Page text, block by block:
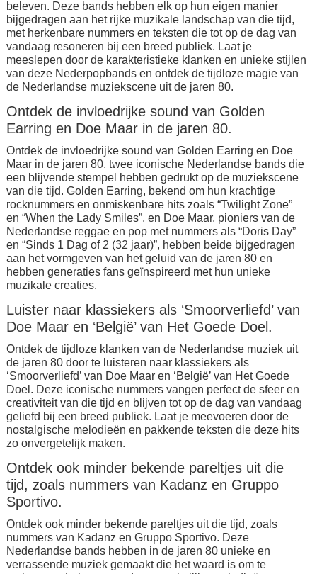
beleven. Deze bands hebben elk op hun eigen manier
bijgedragen aan het rijke muzikale landschap van die tijd,
met herkenbare nummers en teksten die tot op de dag van
vandaag resoneren bij een breed publiek. Laat je
meeslepen door de karakteristieke klanken en unieke stijlen
van deze Nederpopbands en ontdek de tijdloze magie van
de Nederlandse muziekscene uit de jaren 80.
Ontdek de invloedrijke sound van Golden
Earring en Doe Maar in de jaren 80.
Ontdek de invloedrijke sound van Golden Earring en Doe
Maar in de jaren 80, twee iconische Nederlandse bands die
een blijvende stempel hebben gedrukt op de muziekscene
van die tijd. Golden Earring, bekend om hun krachtige
rocknummers en onmiskenbare hits zoals “Twilight Zone”
en “When the Lady Smiles”, en Doe Maar, pioniers van de
Nederlandse reggae en pop met nummers als “Doris Day”
en “Sinds 1 Dag of 2 (32 jaar)”, hebben beide bijgedragen
aan het vormgeven van het geluid van de jaren 80 en
hebben generaties fans geïnspireerd met hun unieke
muzikale creaties.
Luister naar klassiekers als ‘Smoorverliefd’ van
Doe Maar en ‘België’ van Het Goede Doel.
Ontdek de tijdloze klanken van de Nederlandse muziek uit
de jaren 80 door te luisteren naar klassiekers als
‘Smoorverliefd’ van Doe Maar en ‘België’ van Het Goede
Doel. Deze iconische nummers vangen perfect de sfeer en
creativiteit van die tijd en blijven tot op de dag van vandaag
geliefd bij een breed publiek. Laat je meevoeren door de
nostalgische melodieën en pakkende teksten die deze hits
zo onvergetelijk maken.
Ontdek ook minder bekende pareltjes uit die
tijd, zoals nummers van Kadanz en Gruppo
Sportivo.
Ontdek ook minder bekende pareltjes uit die tijd, zoals
nummers van Kadanz en Gruppo Sportivo. Deze
Nederlandse bands hebben in de jaren 80 unieke en
verrassende muziek gemaakt die het waard is om te